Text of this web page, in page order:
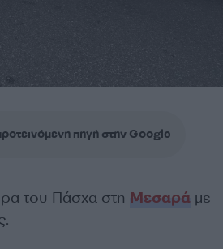
πηγή στην Google
του Πάσχα στη Μεσαράμε